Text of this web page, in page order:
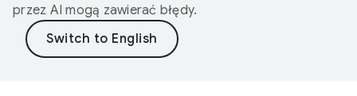
przez AI mogą zawierać błędy.